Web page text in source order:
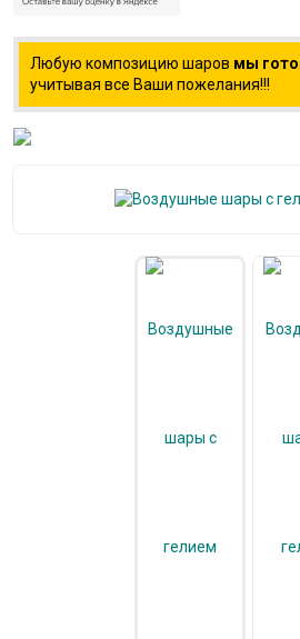
Любую композицию шаров мы
учитывая все Ваши пожелания!!!